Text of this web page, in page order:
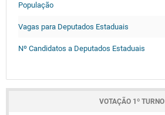
População
Vagas para Deputados Estaduais
Nº Candidatos a Deputados Estaduais
VOTAÇÃO 1º TURNO